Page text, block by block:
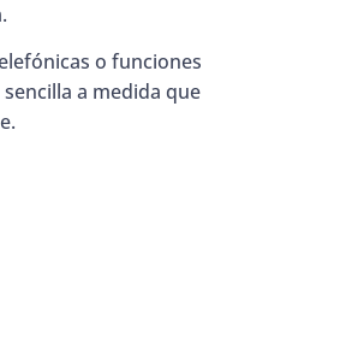
o funciones
a medida que